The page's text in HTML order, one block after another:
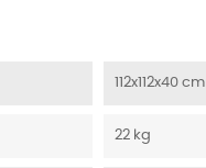
112x112x40 cm
22 kg